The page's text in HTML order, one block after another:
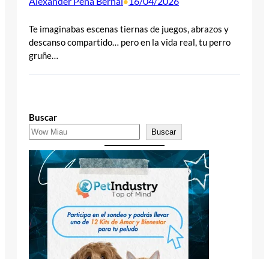
Te imaginabas escenas tiernas de juegos, abrazos y
descanso compartido… pero en la vida real, tu perro
gruñe…
Buscar
Buscar